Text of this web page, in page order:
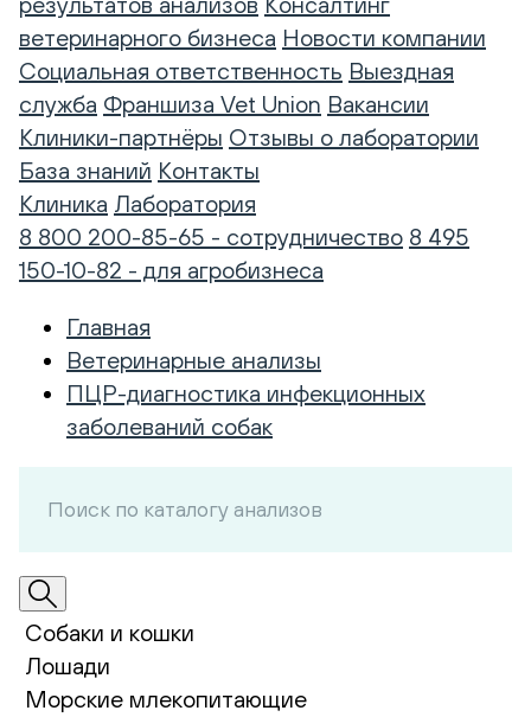
ветеринарного бизнеса Новости компании
Социальная ответственность Выездная
служба Франшиза Vet Union Вакансии
Клиники-партнёры Отзывы о лаборатории
База знаний Контакты
Клиника Лаборатория
8 800 200-85-65 - сотрудничество 8 495
150-10-82 - для агробизнеса
Главная
Ветеринарные анализы
ПЦР-диагностика инфекционных
заболеваний собак
Собаки и кошки
Лошади
Морские млекопитающие